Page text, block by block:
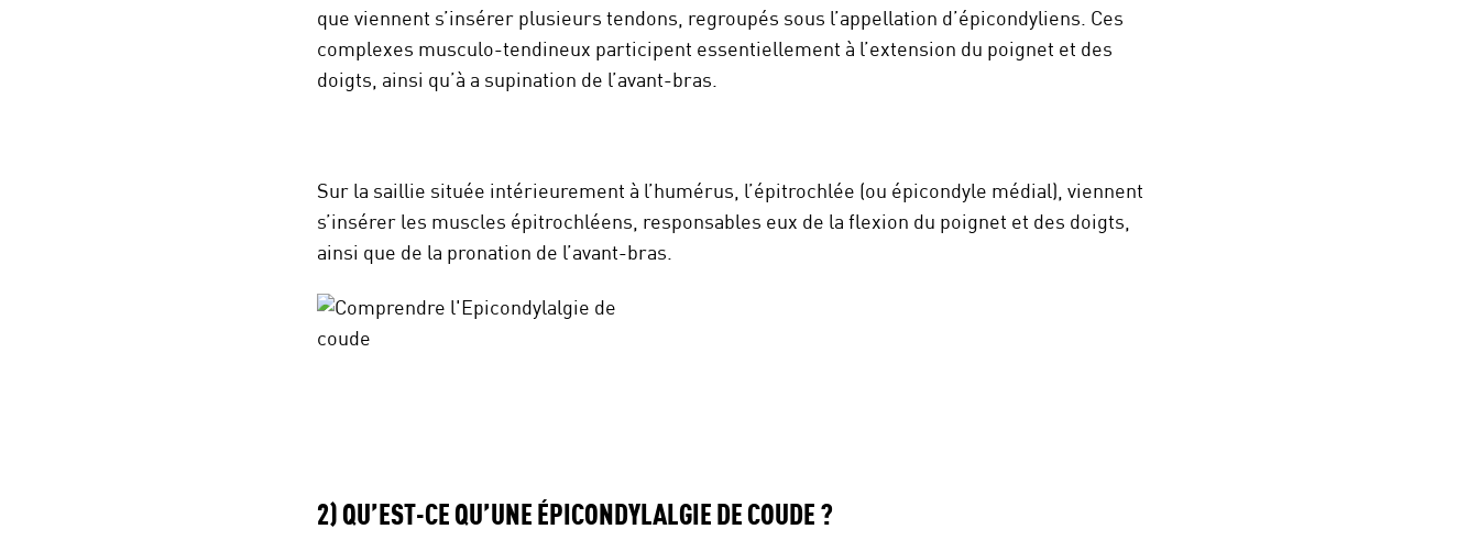
que viennent s’insérer plusieurs tendons, regroupés sous l’appellation d’épicondyliens. Ces
complexes musculo-tendineux participent essentiellement à l’extension du poignet et des
doigts, ainsi qu’à a supination de l’avant-bras.
Sur la saillie située intérieurement à l’humérus, l’épitrochlée (ou épicondyle médial), viennent
s’insérer les muscles épitrochléens, responsables eux de la flexion du poignet et des doigts,
ainsi que de la pronation de l’avant-bras.
2)QU’EST-CE QU’UNE ÉPICONDYLALGIE DE COUDE ?